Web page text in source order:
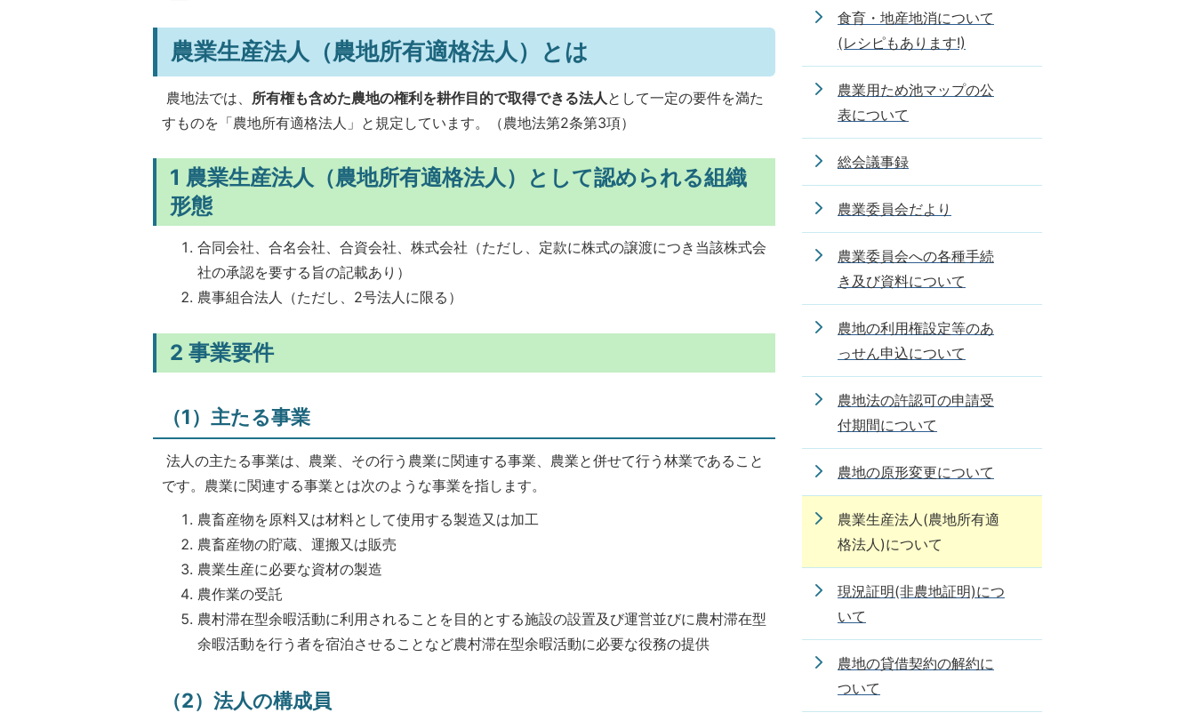
農業生産法人（農地所有適格法人）とは
農地法では、 所有権も含めた農地の権利を耕作目的で取得できる法人として一定の要件を満た
すものを「農地所有適格法人」と規定しています。（農地法第2条第3項）
1 農業生産法人（農地所有適格法人）として認められる組織
形態
合同会社、合名会社、合資会社、株式会社（ただし、定款に株式の譲渡につき当該株式会
社の承認を要する旨の記載あり）
農事組合法人（ただし、2号法人に限る）
2 事業要件
（1）主たる事業
法人の主たる事業は、農業、その行う農業に関連する事業、農業と併せて行う林業であること
です。農業に関連する事業とは次のような事業を指します。
農畜産物を原料又は材料として使用する製造又は加工
農畜産物の貯蔵、運搬又は販売
農業生産に必要な資材の製造
農作業の受託
農村滞在型余暇活動に利用されることを目的とする施設の設置及び運営並びに農村滞在型
余暇活動を行う者を宿泊させることなど農村滞在型余暇活動に必要な役務の提供
（2）法人の構成員
食育・地産地消について
(レシピもあります!)
農業用ため池マップの公
表について
総会議事録
農業委員会だより
農業委員会への各種手続
き及び資料について
農地の利用権設定等のあ
っせん申込について
農地法の許認可の申請受
付期間について
農地の原形変更について
農業生産法人(農地所有適
格法人)について
現況証明(非農地証明)につ
いて
農地の貸借契約の解約に
ついて